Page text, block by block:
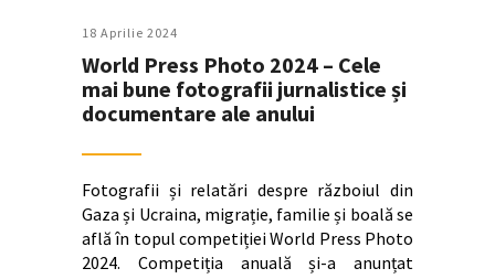
18 Aprilie 2024
World Press Photo 2024 – Cele
mai bune fotografii jurnalistice și
documentare ale anului
Fotografii și relatări despre războiul din
Gaza și Ucraina, migrație, familie și boală se
află în topul competiției World Press Photo
2024. Competiția anuală și-a anunțat